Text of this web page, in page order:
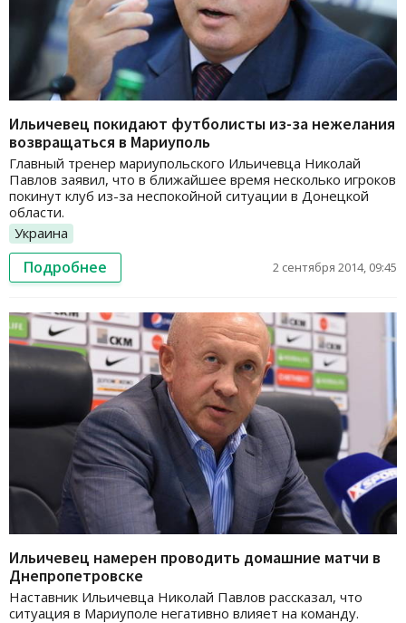
Ильичевец покидают футболисты из-за нежелания
возвращаться в Мариуполь
Главный тренер мариупольского Ильичевца Николай
Павлов заявил, что в ближайшее время несколько игроков
покинут клуб из-за неспокойной ситуации в Донецкой
области.
Украина
Подробнее 2 сентября 2014, 09:45
Ильичевец намерен проводить домашние матчи в
Днепропетровске
Наставник Ильичевца Николай Павлов рассказал, что
ситуация в Мариуполе негативно влияет на команду.